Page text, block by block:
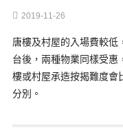
2019-11-26
唐樓及村屋的入場費較低
台後，兩種物業同樣受惠
樓或村屋承造按揭難度會
分別。